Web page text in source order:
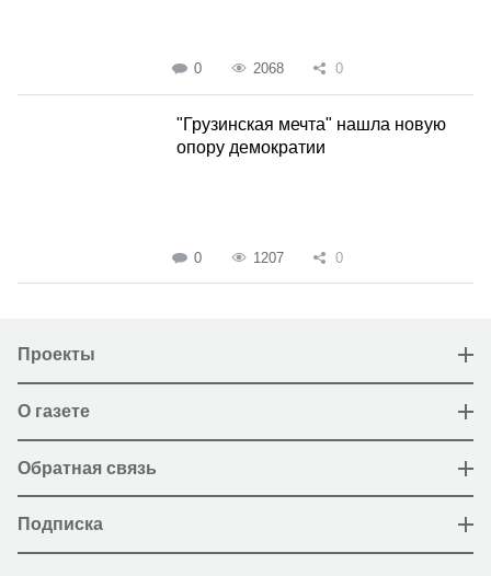
0 2068 0
"Грузинская мечта" нашла новую
опору демократии
0 1207 0
Проекты
О газете
Обратная связь
Подписка